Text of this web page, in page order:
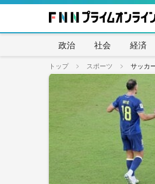
政治 社会 経済
トップ スポーツ サッカ